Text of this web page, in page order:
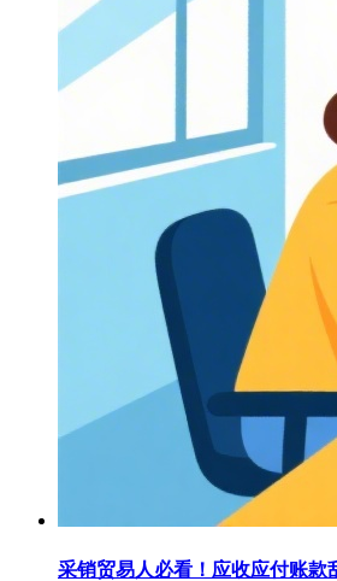
采销贸易人必看！应收应付账款